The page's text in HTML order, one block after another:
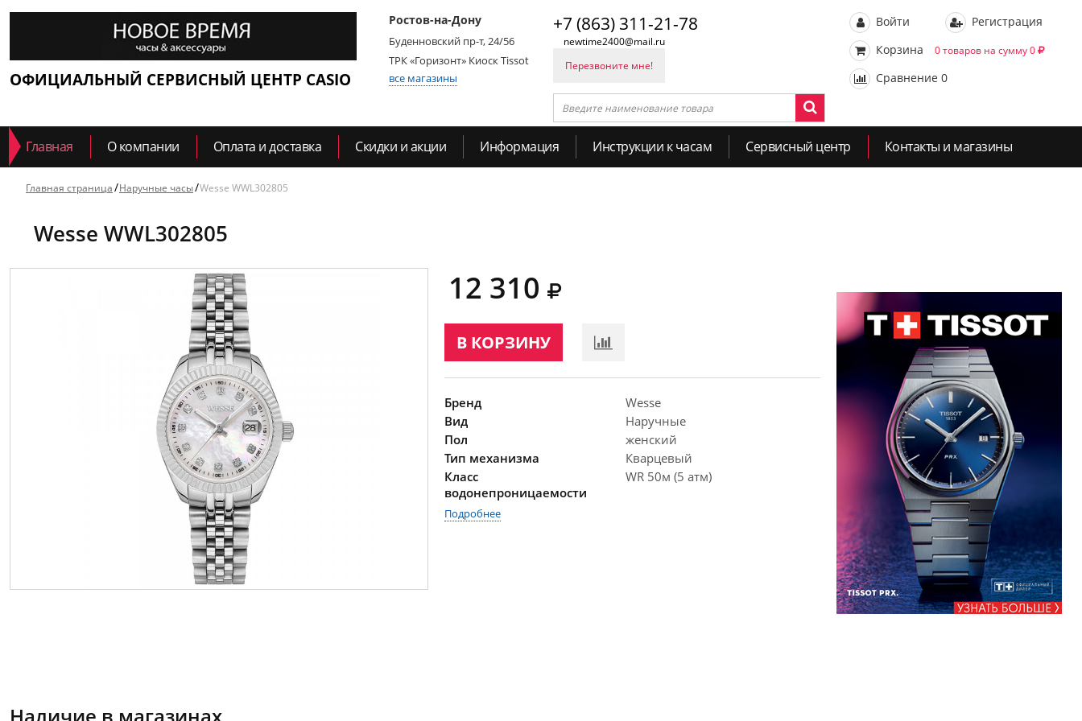
ОФИЦИАЛЬНЫЙ СЕРВИСНЫЙ ЦЕНТР CASIO
Ростов-на-Дону
Буденновский пр-т, 24/56
ТРК «Горизонт» Киоск Tissot
все магазины
+7 (863) 311-21-78
newtime2400@mail.ru
Перезвоните мне!
Войти
Регистрация
Корзина
0 товаров на сумму 0
Сравнение 0
Главная О компании Оплата и доставка Скидки и акции Информация Инструкции к часам Сервисный центр Контакты и магазины
Главная страница Наручные часы Wesse WWL302805
Wesse WWL302805
12 310
В КОРЗИНУ
Бренд
Wesse
Вид
Наручные
Пол
женский
Тип механизма
Кварцевый
Класс
водонепроницаемости
WR 50м (5 атм)
Подробнее